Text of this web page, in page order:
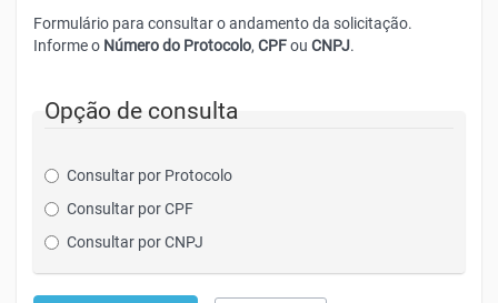
Formulário para consultar o andamento da solicitação.
Informe o Número do Protocolo, CPFou CNPJ.
Opção de consulta
Consultar por Protocolo
Consultar por CPF
Consultar por CNPJ